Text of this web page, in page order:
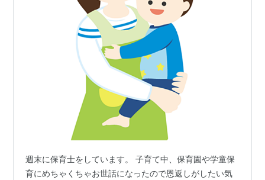
週末に保育士をしています。 子育て中、保育園や学童保
育にめちゃくちゃお世話になったので恩返しがしたい気